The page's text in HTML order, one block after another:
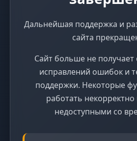
Дальнейшая поддержка и
сайта
Сайт больше не
исправлений ошибок и
поддержки. Некоторые
работать некорректно
недоступными со